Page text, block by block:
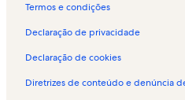
Termos e condições
Declaração de privacidade
Declaração de cookies
Diretrizes de conteúdo e denúncia